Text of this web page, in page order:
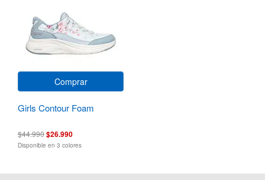
Comprar
Girls Contour Foam
$44.990$26.990
Disponible en 3 colores